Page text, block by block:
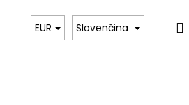
Oblečenie Kontakt
EUR Slovenčina